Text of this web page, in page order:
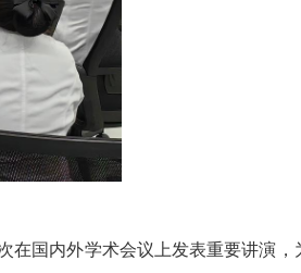
国内外学术会议上发表重要讲演